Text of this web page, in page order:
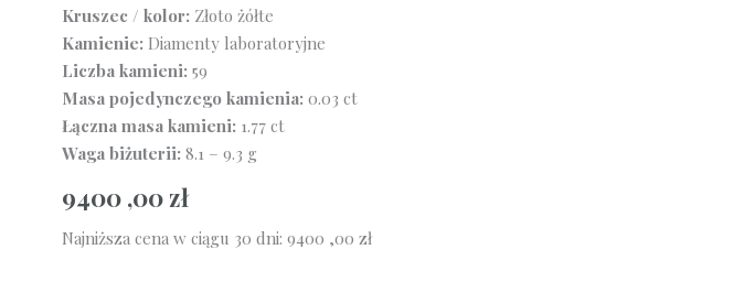
Kruszec / kolor: Złoto żółte
Kamienie: Diamenty laboratoryjne
Liczba kamieni: 59
Masa pojedynczego kamienia: 0.03 ct
Łączna masa kamieni: 1.77 ct
Waga biżuterii: 8.1 – 9.3 g
9400 ,00 zł
Najniższa cena w ciągu 30 dni: 9400 ,00 zł